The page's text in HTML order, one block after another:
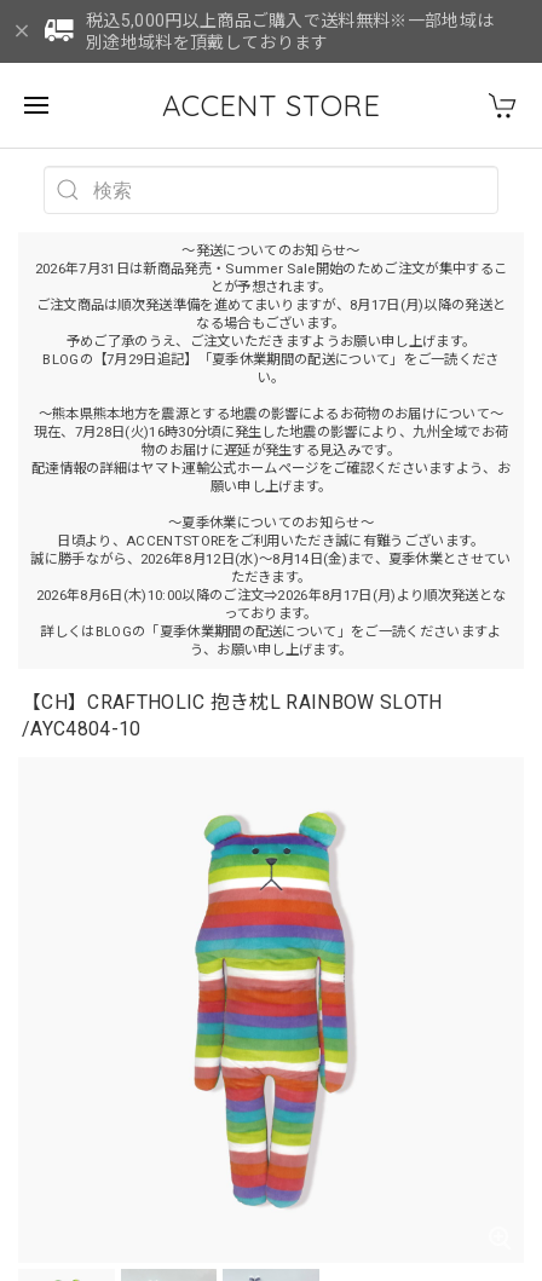
税込5,000円以上商品ご購入で送料無料※一部地域は
別途地域料を頂戴しております
ACCENT STORE
～発送についてのお知らせ～
2026年7月31日は新商品発売・Summer Sale開始のためご注文が集中するこ
とが予想されます。
ご注文商品は順次発送準備を進めてまいりますが、8月17日(月)以降の発送と
なる場合もございます。
予めご了承のうえ、ご注文いただきますようお願い申し上げます。
BLOGの【7月29日追記】「夏季休業期間の配送について」をご一読くださ
い。
～熊本県熊本地方を震源とする地震の影響によるお荷物のお届けについて～
現在、7月28日(火)16時30分頃に発生した地震の影響により、九州全域でお荷
物のお届けに遅延が発生する見込みです。
配達情報の詳細はヤマト運輸公式ホームページをご確認くださいますよう、お
願い申し上げます。
～夏季休業についてのお知らせ～
日頃より、ACCENTSTOREをご利用いただき誠に有難うございます。
誠に勝手ながら、2026年8月12日(水)～8月14日(金)まで、夏季休業とさせてい
ただきます。
2026年8月6日(木)10:00以降のご注文⇒2026年8月17日(月)より順次発送とな
っております。
詳しくはBLOGの「夏季休業期間の配送について」をご一読くださいますよ
う、お願い申し上げます。
【CH】CRAFTHOLIC 抱き枕L RAINBOW SLOTH
/AYC4804-10